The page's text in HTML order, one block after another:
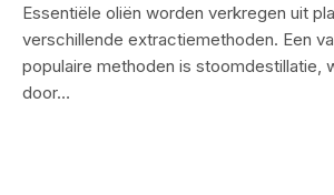
Essentiële oliën worden verkregen uit
verschillende extractiemethoden. Een
populaire methoden is stoomdestillatie,
door…